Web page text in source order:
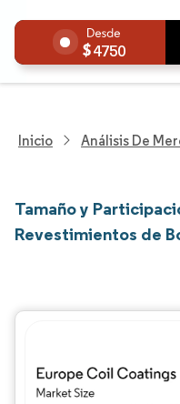
4750
Inicio Análisis De
Tamaño y
Revestimientos de